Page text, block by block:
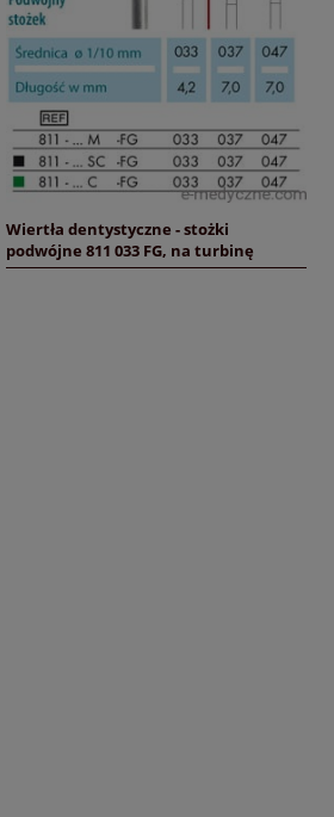
Wiertła dentystyczne - stożki
podwójne 811 033 FG, na turbinę